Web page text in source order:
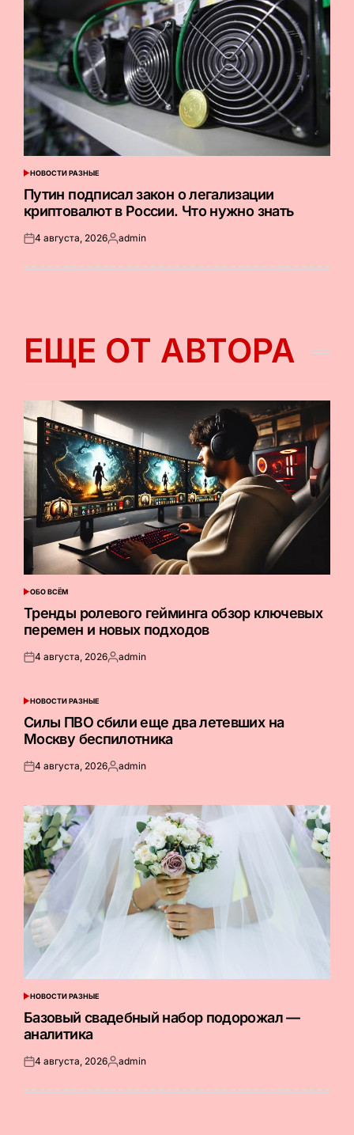
ОПУБЛИКОВАНО
В
НОВОСТИ РАЗНЫЕ
Путин подписал закон о легализации
криптовалют в России. Что нужно знать
Опубликовано
4 августа, 2026Запись
admin
ЕЩЕ ОТ АВТОРА
ОПУБЛИКОВАНО
В
ОБО ВСЁМ
Тренды ролевого гейминга обзор ключевых
перемен и новых подходов
Опубликовано
4 августа, 2026Запись
admin
ОПУБЛИКОВАНО
НОВОСТИ РАЗНЫЕ
Силы ПВО сбили еще два летевших на
Москву беспилотника
Опубликовано
4 августа, 2026Запись
admin
ОПУБЛИКОВАНО
В
НОВОСТИ РАЗНЫЕ
Базовый свадебный набор подорожал —
аналитика
Опубликовано
4 августа, 2026Запись
admin